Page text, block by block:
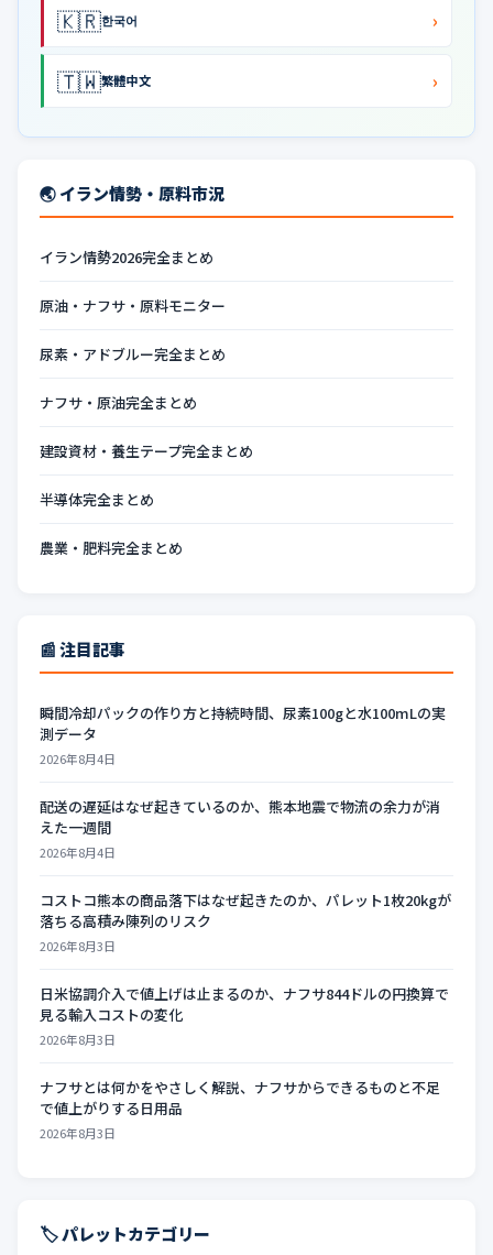
🇰🇷한국어 ›
🇹🇼繁體中文 ›
🌏 イラン情勢・原料市況
イラン情勢2026完全まとめ
原油・ナフサ・原料モニター
尿素・アドブルー完全まとめ
ナフサ・原油完全まとめ
建設資材・養生テープ完全まとめ
半導体完全まとめ
農業・肥料完全まとめ
📰 注目記事
瞬間冷却パックの作り方と持続時間、尿素100gと水100mLの実
測データ
2026年8月4日
配送の遅延はなぜ起きているのか、熊本地震で物流の余力が消
えた一週間
2026年8月4日
コストコ熊本の商品落下はなぜ起きたのか、パレット1枚20kgが
落ちる高積み陳列のリスク
2026年8月3日
日米協調介入で値上げは止まるのか、ナフサ844ドルの円換算で
見る輸入コストの変化
2026年8月3日
ナフサとは何かをやさしく解説、ナフサからできるものと不足
で値上がりする日用品
2026年8月3日
🏷️ パレットカテゴリー